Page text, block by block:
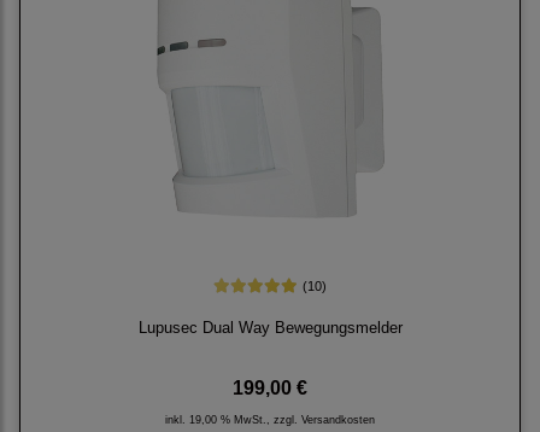
(10)
Lupusec Dual Way Bewegungsmelder
199,00 €
inkl. 19,00 % MwSt., zzgl. Versandkosten